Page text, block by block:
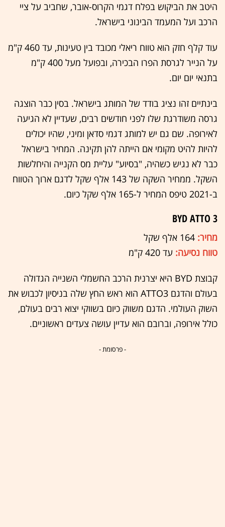
היטב את הביקוש בפלח דגמי הקרוס-אובר, שחביב על ציי
הרכב ועל המעמד הבינוני בישראל.
עוד קלף חזק הוא טווח ריאלי מכובד בין טעינות, עד 460 ק"מ
על הנייר לגרסת הפרו הבכירה, ובפועל מעל 400 ק"מ
בתנאי יום יום.
בינתיים זהו נציג בודד של המותג בישראל. בסין כבר הוצגה
גרסה משודרגת שלו לפני חודשים רבים, שעדיין לא הגיעה
לאירופה. שם גם יש למותג דגמי סדאן ומיני, שהיו יכולים
להיות להיט מקומי אם הייתה להן תקינה. המחיר בישראל
כבר לא נגיש כשהיה, "בסיוע" עליית מס הקנייה והיחלשות
השקל. ממחיר השקה של 143 אלף שקל לדגם ארוך הטווח
ב-2021 טיפס המחיר ל-165 אלף שקל כיום.
BYD ATTO 3
מחיר: 164 אלף שקל
טווח נסיעה: עד 420 ק"מ
קבוצת BYD היא יצרנית הרכב החשמלי השנייה הגדולה
בעולם והדגם ATTO3 הוא ראש החץ שלה בניסיון לכבוש את
השוק העולמי. הדגם משווק כיום בשווקי יצוא רבים בעולם,
כולל אירופה, וברובם הוא עדיין עושה צעדים ראשוניים.
- פרסומת -